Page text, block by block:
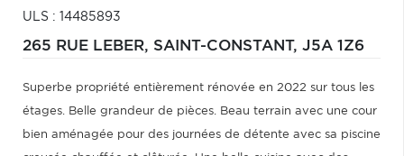
ULS : 14485893
265 RUE LEBER, SAINT-CONSTANT, J5A 1Z6
Superbe propriété entièrement rénovée en 2022 sur tous les
étages. Belle grandeur de pièces. Beau terrain avec une cour
bien aménagée pour des journées de détente avec sa piscine